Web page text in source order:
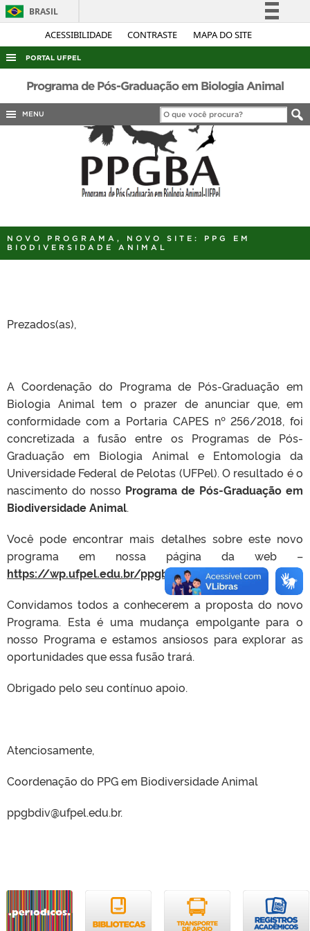
ACESSIBILIDADE CONTRASTE MAPA DO SITE
BRASIL
Simplifique!
Acesso à informação
Legislação
Canais
PORTAL UFPEL
ACESSO À INFORMAÇÃO
AUDITORIA
INTERNACIONAL
PORTARIAS
Programa de Pós-Graduação em Biologia Animal
MENU
NOVO PROGRAMA, NOVO SITE: PPG EM
BIODIVERSIDADE ANIMAL
Prezados(as),
A Coordenação do Programa de Pós-Graduação em
Biologia Animal tem o prazer de anunciar que, em
conformidade com a Portaria CAPES nº 256/2018, foi
concretizada a fusão entre os Programas de Pós-
Graduação em Biologia Animal e Entomologia da
Universidade Federal de Pelotas (UFPel). O resultado é o
nascimento do nosso Programa de Pós-Graduação em
Biodiversidade Animal.
Você pode encontrar mais detalhes sobre este novo
programa em nossa página da web –
https://wp.ufpel.edu.br/ppgbdiv/.
Convidamos todos a conhecerem a proposta do novo
Programa. Esta é uma mudança empolgante para o
nosso Programa e estamos ansiosos para explorar as
oportunidades que essa fusão trará.
Obrigado pelo seu contínuo apoio.
Atenciosamente,
Coordenação do PPG em Biodiversidade Animal
ppgbdiv@ufpel.edu.br.